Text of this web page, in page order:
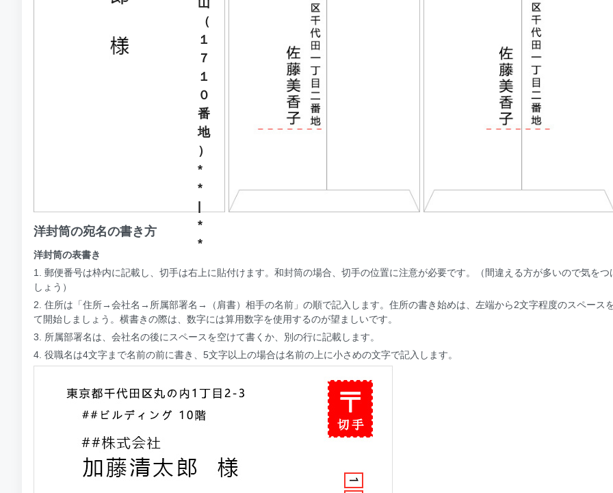
山
（
１
７
１
０
番
地
）
*
*
*
*
洋封筒の宛名の書き方
洋封筒の表書き
1. 郵便番号は枠内に記載し、切手は右上に貼付けます。和封筒の場合、切手の位置に注意が必要です。（間違える方が多いので気をつ
しょう）
2. 住所は「住所→会社名→所属部署名→（肩書）相手の名前」の順で記入します。住所の書き始めは、左端から2文字程度のスペース
て開始しましょう。横書きの際は、数字には算用数字を使用するのが望ましいです。
3. 所属部署名は、会社名の後にスペースを空けて書くか、別の行に記載します。
4. 役職名は4文字まで名前の前に書き、5文字以上の場合は名前の上に小さめの文字で記入します。